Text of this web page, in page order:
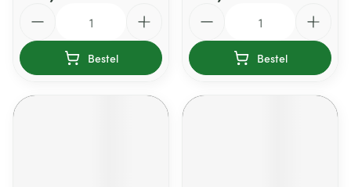
Bestel Bestel